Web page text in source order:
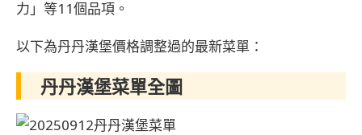
力」等11個品項。
以下為丹丹漢堡價格調整過的最新菜單：
丹丹漢堡菜單全圖